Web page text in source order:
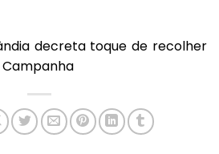
decreta toque de recolher